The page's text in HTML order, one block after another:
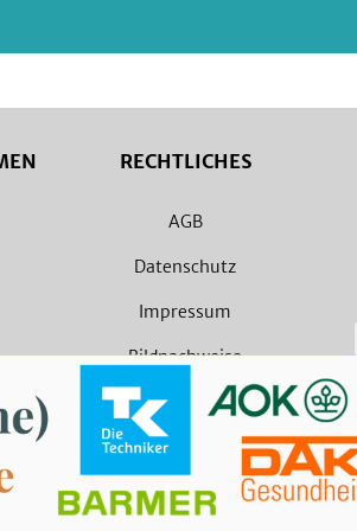
RECHTLICHES
AGB
Datenschutz
Impressum
Bildnachweise
Barrierefreiheit